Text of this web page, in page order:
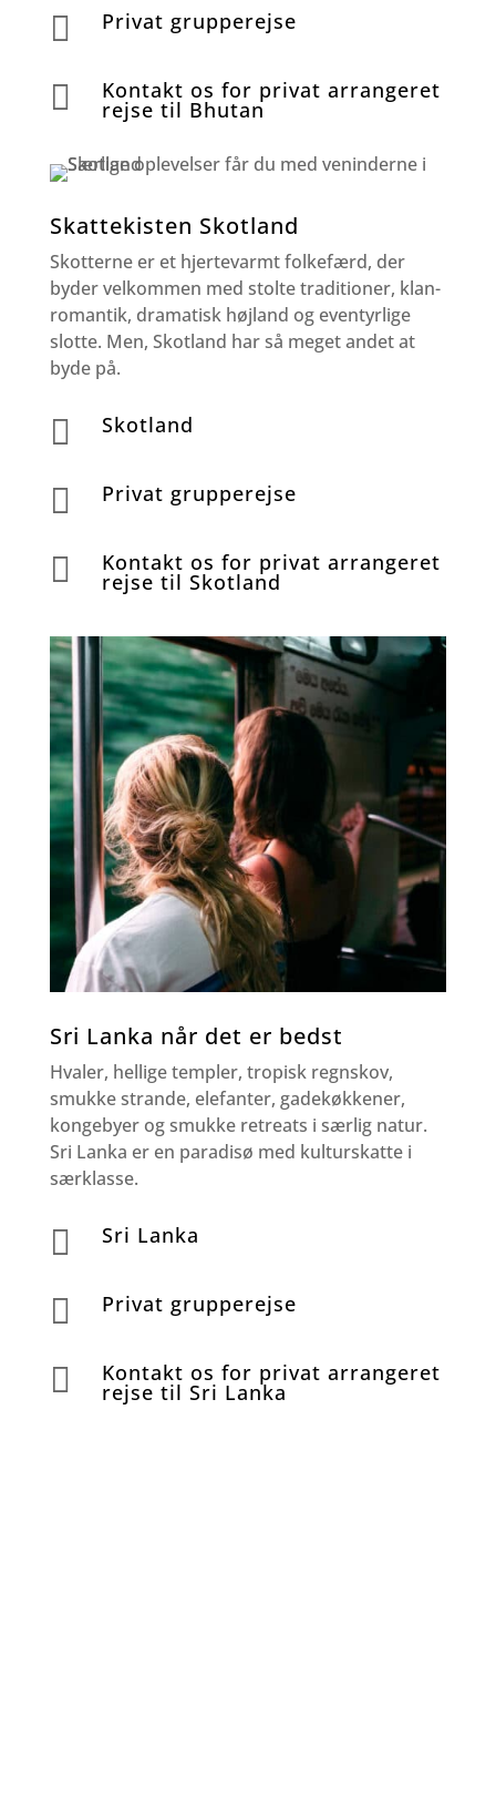
 Privat grupperejse
 Kontakt os for privat arrangeret
rejse til Bhutan
Skattekisten Skotland
Skotterne er et hjertevarmt folkefærd, der
byder velkommen med stolte traditioner, klan-
romantik, dramatisk højland og eventyrlige
slotte. Men, Skotland har så meget andet at
byde på.
 Skotland
 Privat grupperejse
 Kontakt os for privat arrangeret
rejse til Skotland
Sri Lanka når det er bedst
Hvaler, hellige templer, tropisk regnskov,
smukke strande, elefanter, gadekøkkener,
kongebyer og smukke retreats i særlig natur.
Sri Lanka er en paradisø med kulturskatte i
særklasse.
 Sri Lanka
 Privat grupperejse
 Kontakt os for privat arrangeret
rejse til Sri Lanka